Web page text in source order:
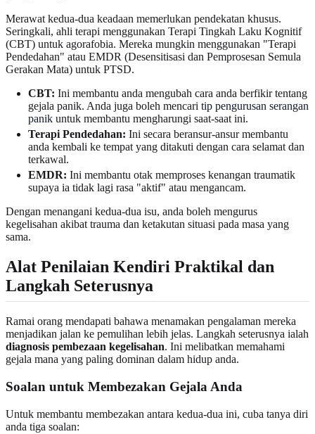
Merawat kedua-dua keadaan memerlukan pendekatan khusus.
Seringkali, ahli terapi menggunakan Terapi Tingkah Laku Kognitif
(CBT) untuk agorafobia. Mereka mungkin menggunakan "Terapi
Pendedahan" atau EMDR (Desensitisasi dan Pemprosesan Semula
Gerakan Mata) untuk PTSD.
CBT: Ini membantu anda mengubah cara anda berfikir tentang
gejala panik. Anda juga boleh mencari tip pengurusan serangan
panik untuk membantu mengharungi saat-saat ini.
Terapi Pendedahan: Ini secara beransur-ansur membantu
anda kembali ke tempat yang ditakuti dengan cara selamat dan
terkawal.
EMDR: Ini membantu otak memproses kenangan traumatik
supaya ia tidak lagi rasa "aktif" atau mengancam.
Dengan menangani kedua-dua isu, anda boleh mengurus
kegelisahan akibat trauma dan ketakutan situasi pada masa yang
sama.
Alat Penilaian Kendiri Praktikal dan
Langkah Seterusnya
Ramai orang mendapati bahawa menamakan pengalaman mereka
menjadikan jalan ke pemulihan lebih jelas. Langkah seterusnya ialah
diagnosis pembezaan kegelisahan. Ini melibatkan memahami
gejala mana yang paling dominan dalam hidup anda.
Soalan untuk Membezakan Gejala Anda
Untuk membantu membezakan antara kedua-dua ini, cuba tanya diri
anda tiga soalan: